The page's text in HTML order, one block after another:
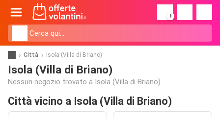
!
Città Isola (Villa di Briano)
Isola (Villa di Briano)
Nessun negozio trovato a Isola (Villa di Briano).
Città vicino a Isola (Villa di Briano)